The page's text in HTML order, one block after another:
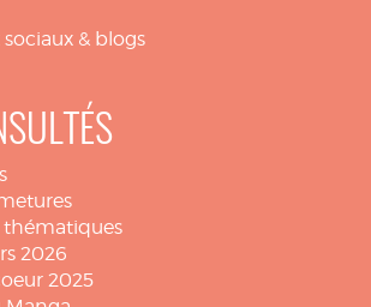
& blogs
thématiques
2026
2025